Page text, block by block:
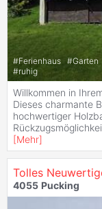
#Ferienhaus #Garten
#ruhig
Willkommen in
Dieses charmante
hochwertiger
[Mehr]
Tolles
4055 Pucking